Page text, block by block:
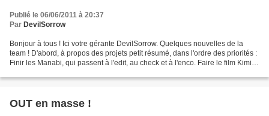
Publié le 06/06/2011 à 20:37
Par DevilSorrow
Bonjour à tous ! Ici votre gérante DevilSorrow. Quelques nouvelles de la
team ! D'abord, à propos des projets petit résumé, dans l'ordre des priorités :
Finir les Manabi, qui passent à l'edit, au check et à l'enco. Faire le film Kimi ni
OUT en masse !